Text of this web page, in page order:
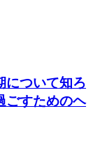
について知ろ
ごすためのヘ